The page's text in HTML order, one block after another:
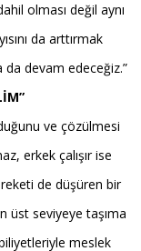
olması değil aynı
da arttırmak
devam edeceğiz.”
ve çözülmesi
erkek çalışır ise
de düşüren bir
üst seviyeye taşıma
meslek